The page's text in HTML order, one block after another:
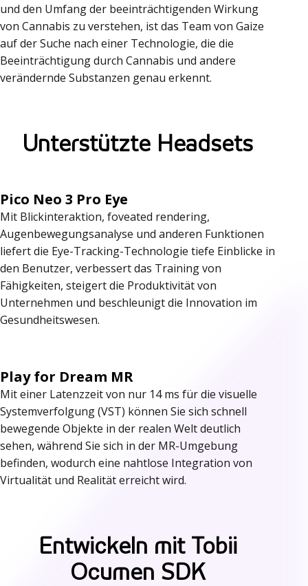
und den Umfang der beeinträchtigenden Wirkung
von Cannabis zu verstehen, ist das Team von Gaize
auf der Suche nach einer Technologie, die die
Beeinträchtigung durch Cannabis und andere
verändernde Substanzen genau erkennt.
r
s
t
ü
t
e
H
e
a
d
Unterstützte Headsets
Pico Neo 3 Pro Eye
Mit Blickinteraktion, foveated rendering,
Augenbewegungsanalyse und anderen Funktionen
liefert die Eye-Tracking-Technologie tiefe Einblicke in
den Benutzer, verbessert das Training von
Fähigkeiten, steigert die Produktivität von
Unternehmen und beschleunigt die Innovation im
Gesundheitswesen.
Play for Dream MR
Mit einer Latenzzeit von nur 14 ms für die visuelle
Systemverfolgung (VST) können Sie sich schnell
bewegende Objekte in der realen Welt deutlich
sehen, während Sie sich in der MR-Umgebung
befinden, wodurch eine nahtlose Integration von
Virtualität und Realität erreicht wird.
Entwickeln mit Tobii
Ocumen SDK